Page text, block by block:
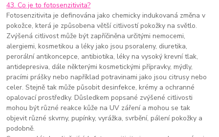
43. Co je to fotosenzitivita?
Fotosenzitivita je definována jako chemicky indukovaná změna v
pokožce, která je způsobena větší citlivostí pokožky na světlo.
Zvýšená citlivost může být zapříčiněna určitými nemocemi,
alergiemi, kosmetikou a léky jako jsou psoraleny, diuretika,
perorální antikoncepce, antibiotika, léky na vysoký krevní tlak,
antidepresiva, dále některými kosmetickými přípravky, mýdly,
pracími prášky nebo například potravinami jako jsou citrusy nebo
celer. Stejně tak může působit desinfekce, krémy a ochranné
opalovací prostředky. Důsledkem popsané zvýšené citlivosti
mohou být různé reakce kůže na UV záření a mohou se tak
objevit různé skvrny, pupínky, vyrážka, svrbění, pálení pokožky a
podobně.